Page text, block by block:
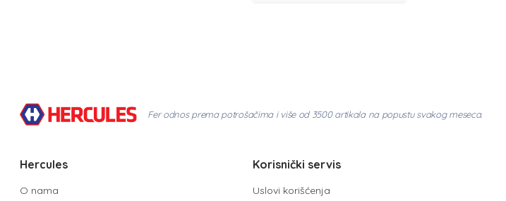
Fer odnos prema potrošačima i više od 3500 artikala na popustu svakog meseca.
Hercules
O nama
Korisnički servis
Uslovi korišćenja